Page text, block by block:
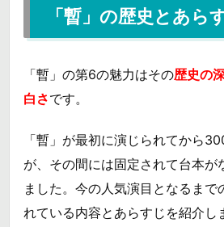
「暫」の歴史とあら
「暫」の第6の魅力はその歴史の
白さです。
「暫」が最初に演じられてから
が、その間には固定されて台本が
ました。今の人気演目となるまで
れている内容とあらすじを紹介し